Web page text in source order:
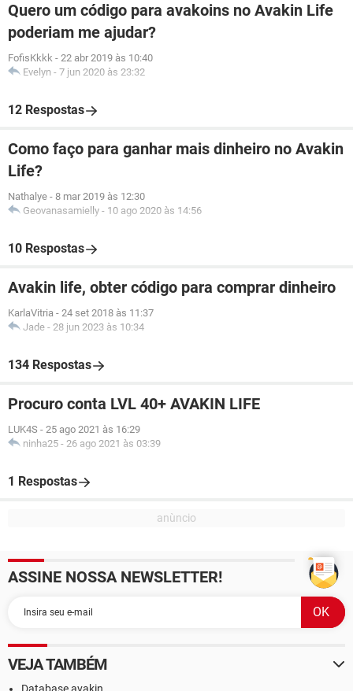
Quero um código para avakoins no Avakin Life
poderiam me ajudar?
FofisKkkk - 22 abr 2019 às 10:40
Evelyn - 7 jun 2020 às 23:32
12 Respostas
Como faço para ganhar mais dinheiro no Avakin
Life?
Nathalye - 8 mar 2019 às 12:30
Geovanasamielly - 10 ago 2020 às 14:56
10 Respostas
Avakin life, obter código para comprar dinheiro
KarlaVitria - 24 set 2018 às 11:37
Jade - 28 jun 2023 às 10:34
134 Respostas
Procuro conta LVL 40+ AVAKIN LIFE
LUK4S - 25 ago 2021 às 16:29
ninha25 - 26 ago 2021 às 03:39
1 Respostas
ASSINE NOSSA NEWSLETTER!
VEJA TAMBÉM